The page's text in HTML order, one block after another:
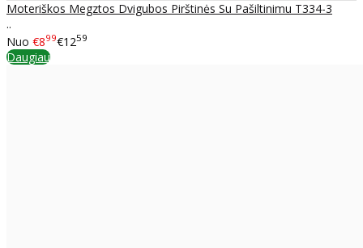
Moteriškos Megztos Dvigubos Pirštinės Su Pašiltinimu T334-3
..
Nuo €899€1259
Daugiau